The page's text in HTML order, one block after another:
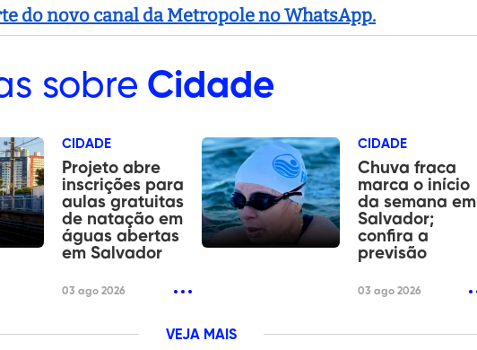
do novo canal da Metropole no WhatsApp.
sobre Cidade
CIDADE
Projeto abre
inscrições para
aulas gratuitas
de natação em
águas abertas
em Salvador
03 ago 2026
CIDADE
Chuva fraca
marca o início
da semana em
Salvador;
confira a
previsão
03 ago 2026
VEJA MAIS